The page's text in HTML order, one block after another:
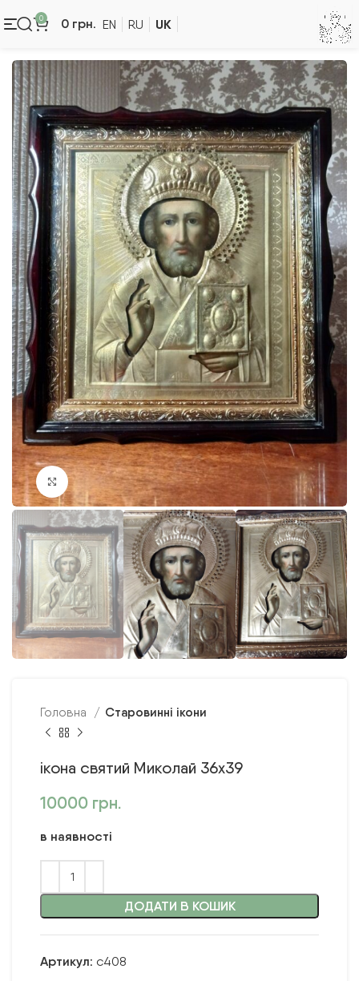
0 0 грн. EN RU UK
Клацніть, щоб збільшити
Головна Старовинні ікони
ікона святий Миколай 36х39
10000 грн.
в наявності
ДОДАТИ В КОШИК
Артикул: с408